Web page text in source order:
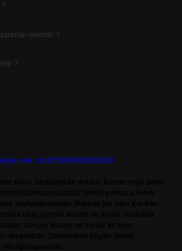
?
nelerdir ?
?
live:.cid.575569c608265c69